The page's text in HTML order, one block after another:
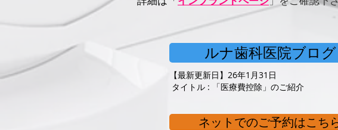
ルナ歯科医院ブログ
【最新更新日】26年1月31日
タイトル : 「医療費控除」のご紹介
ネットでのご予約はこち